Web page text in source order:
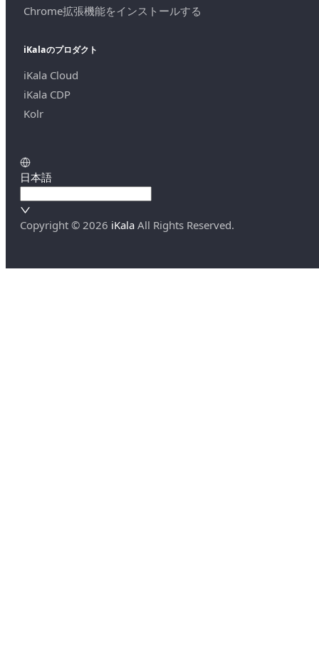
Chrome拡張機能をインストールする
iKalaのプロダクト
iKala Cloud
iKala CDP
Kolr
日本語
Copyright © 2026 iKala All Rights Reserved.